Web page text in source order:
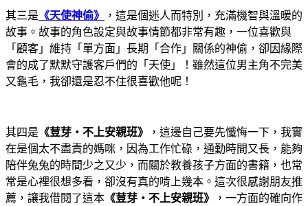
其三是 《天使神偷》
，這是個迷人而特別，充滿機智與溫暖的
故事。故事的角色設定與故事情節都非常有趣，一位喜歡與
「顧客」維持「單方面」長期「合作」關係的神偷，卻因緣際
會的成了默默守護客戶們的「天使」！雖然這位男主角不完美
又龜毛，我卻還是忍不住很喜歡他呢！
其四是 《荳芽‧不上安親班》
，這邊自己要先懺悔一下，我實
在是個太不盡責的媽咪，因為工作忙碌，通勤時間又長，能夠
陪伴兔兔的時間少之又少，而關於教養孩子方面的書籍，也常
常是心裡很想多看，卻沒有真的啃上幾本。這次很感謝朋友推
薦，讓我借閱了這本 《荳芽‧不上安親班》
，一方面的確向作